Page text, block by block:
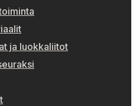
ja luokkaliitot